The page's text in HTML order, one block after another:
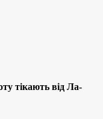
тікають від Ла-